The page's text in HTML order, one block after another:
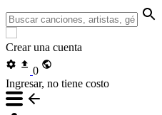
Crear una cuenta
0
Ingresar, no tiene costo